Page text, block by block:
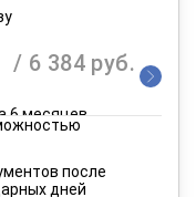
/ 6 384 руб.
6 месяцев
после
дней